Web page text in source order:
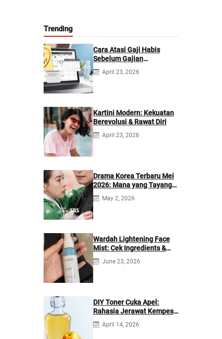
Trending
Cara Atasi Gaji Habis
Sebelum Gajian
Berikutnya
April 23, 2026
Kartini Modern: Kekuatan
Berevolusi & Rawat Diri
April 23, 2026
Drama Korea Terbaru Mei
2026: Mana yang Tayang
di Netflix?
May 2, 2026
Wardah Lightening Face
Mist: Cek Ingredients &
Manfaatnya
June 23, 2026
DIY Toner Cuka Apel:
Rahasia Jerawat Kempes
dalam 2 Hari!
April 14, 2026